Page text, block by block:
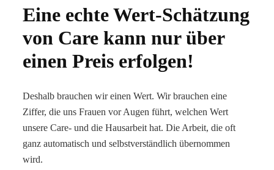
Eine echte Wert-Schätzung
von Care kann nur über
einen Preis erfolgen!
Deshalb brauchen wir einen Wert. Wir brauchen eine
Ziffer, die uns Frauen vor Augen führt, welchen Wert
unsere Care- und die Hausarbeit hat. Die Arbeit, die oft
ganz automatisch und selbstverständlich übernommen
wird.